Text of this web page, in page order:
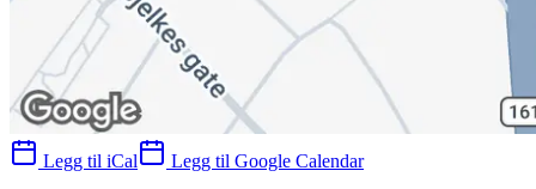
Legg til iCal
Legg til Google Calendar